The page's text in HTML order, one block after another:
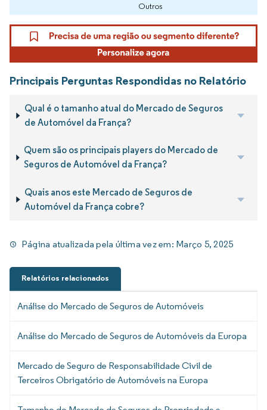
Outros
Principais Perguntas Respondidas no Relatório
Qual é o tamanho atual do Mercado de Seguros
de Automóvel da França?
Quem são os principais players do Mercado de
Seguros de Automóvel da França?
Quais anos este Mercado de Seguros de
Automóvel da França cobre?
Página atualizada pela última vez em: Março 5, 2025
Relatórios relacionados
Análise do Mercado de Seguros de Automóveis
Análise do Mercado de Seguros de Automóveis da Europa
Mercado de Seguro de Responsabilidade Civil de
Terceiros Obrigatório de Automóveis na Europa